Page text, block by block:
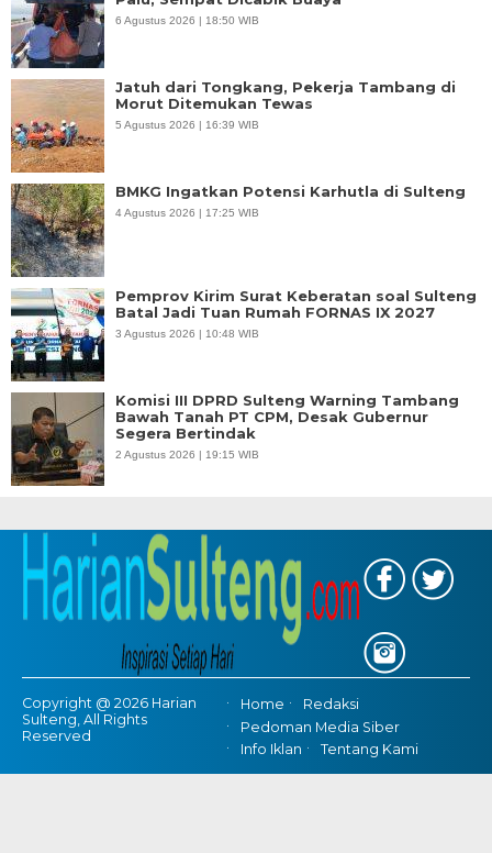
6 Agustus 2026 | 18:50 WIB
Jatuh dari Tongkang, Pekerja Tambang di
Morut Ditemukan Tewas
5 Agustus 2026 | 16:39 WIB
BMKG Ingatkan Potensi Karhutla di Sulteng
4 Agustus 2026 | 17:25 WIB
Pemprov Kirim Surat Keberatan soal Sulteng
Batal Jadi Tuan Rumah FORNAS IX 2027
3 Agustus 2026 | 10:48 WIB
Komisi III DPRD Sulteng Warning Tambang
Bawah Tanah PT CPM, Desak Gubernur
Segera Bertindak
2 Agustus 2026 | 19:15 WIB
Copyright @ 2026 Harian
Sulteng, All Rights
Reserved
Home
Redaksi
Pedoman Media Siber
Info Iklan
Tentang Kami